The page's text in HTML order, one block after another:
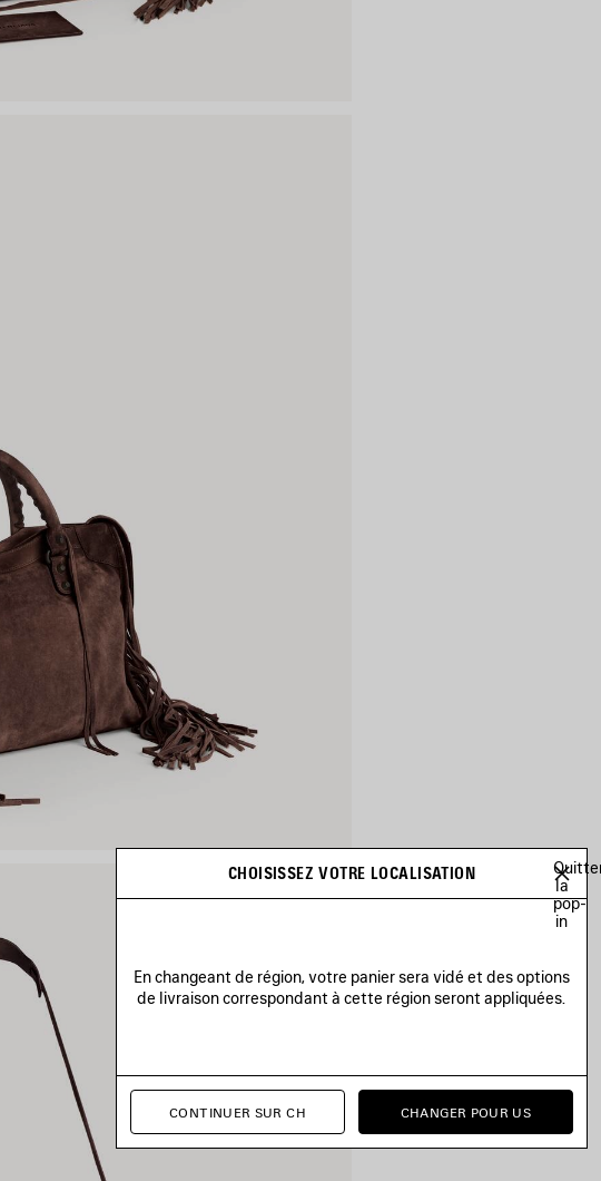
CHOISISSEZ VOTRE LOCALISATION
la
pop-
in
En changeant de région, votre panier sera vidé et des options
de livraison correspondant à cette région seront appliquées.
CONTINUER SUR CH CHANGER POUR US